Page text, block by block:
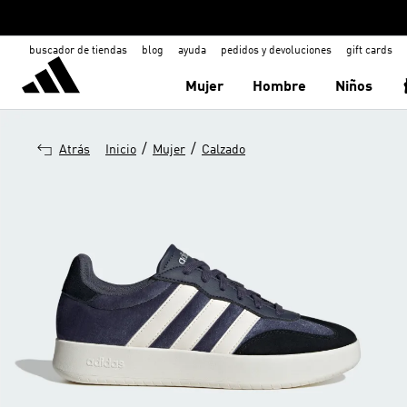
buscador de tiendas blog ayuda pedidos y devoluciones gift cards
Mujer Hombre Niños
Atrás Inicio / Mujer / Calzado